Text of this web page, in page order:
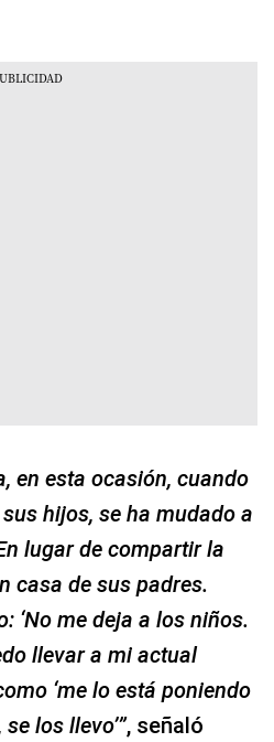
en esta ocasión, cuando
hijos, se ha mudado a
lugar de compartir la
casa de sus padres.
‘No me deja a los niños.
llevar a mi actual
‘me lo está poniendo
los llevo’”, señaló